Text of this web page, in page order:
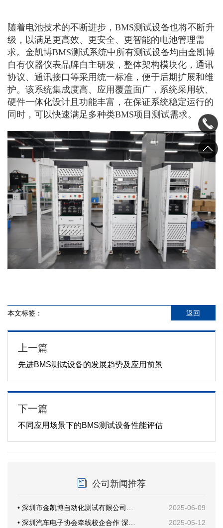
随着电池技术的不断进步，BMS测试设备也将不断升
级，以满足更高效、更安全、更智能的电池管理需
求。金凯博BMS测试系统中所有测试设备均由金凯博
自有仪器仪表品牌自主研发，整体架构模块化，通讯
协议、通讯接口等采用统一标准，便于后期扩展和维
护。该系统集成度高、应用覆盖面广，系统采用软、
硬件一体化设计且功能丰富，在保证系统稳定运行的
同时，可以快速满足多种类BMS项目测试需求。
本文标签： 返回
上一篇
先进BMS测试设备的发展趋势及应用前景
下一篇
不同应用场景下的BMS测试设备性能评估
公司新闻推荐
• 深圳市金凯博自动化测试有限公司乔迁新址暨开业仪式圆满举行
2025-06-09
• 深圳汽车电子协会牵线校企合作 深技大与金凯博共探产教融合新路径
2025-05-12